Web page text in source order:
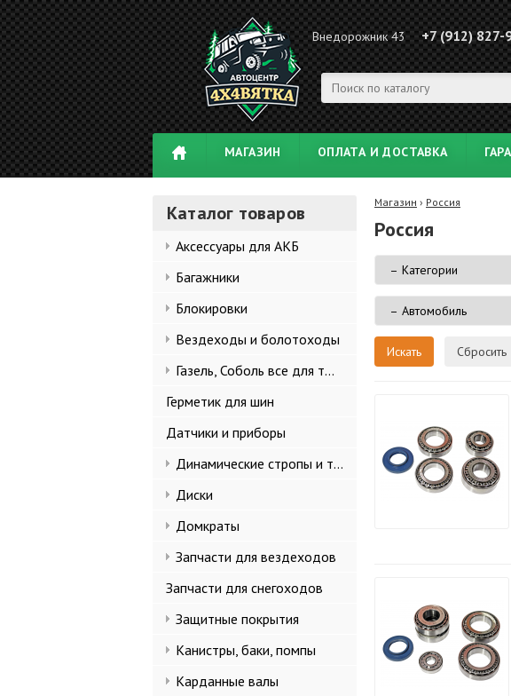
Внедорожник 43 +7 (912)
МАГАЗИН ОПЛАТА И ДОСТАВКА
Каталог товаров
Аксессуары для АКБ
Багажники
Блокировки
Вездеходы и болотоходы
Газель, Соболь все для тюнинга
Герметик для шин
Датчики и приборы
Динамические стропы и такелаж
Диски
Домкраты
Запчасти для вездеходов
Запчасти для снегоходов
Защитные покрытия
Канистры, баки, помпы
Карданные валы
Магазин › Россия
Россия
Сбросить